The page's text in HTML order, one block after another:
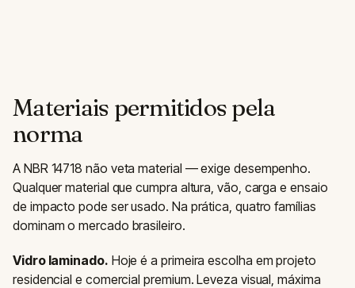
Materiais permitidos pela
norma
A NBR 14718 não veta material — exige desempenho.
Qualquer material que cumpra altura, vão, carga e ensaio
de impacto pode ser usado. Na prática, quatro famílias
dominam o mercado brasileiro.
Vidro laminado. Hoje é a primeira escolha em projeto
residencial e comercial premium. Leveza visual, máxima